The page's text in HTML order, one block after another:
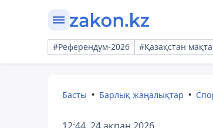
#Референдум-2026 #Қазақстан
Басты Барлық жаңалықтар